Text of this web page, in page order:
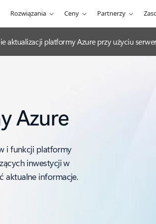
Rozwiązania Ceny Partnerzy
aktualizacji platformy Azure przy użyciu
Azure
i funkcji platformy
inwestycji w
aktualne informacje.